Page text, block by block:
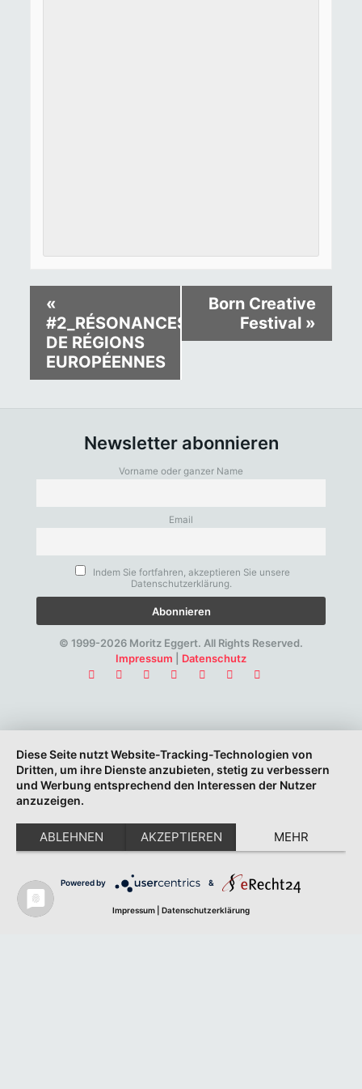
«
#2_RÉSONANCES
DE RÉGIONS
EUROPÉENNES
Born Creative
Festival »
Newsletter abonnieren
Vorname oder ganzer Name
Email
Indem Sie fortfahren, akzeptieren Sie unsere
Datenschutzerklärung.
© 1999-2026 Moritz Eggert. All Rights Reserved.
Impressum
Datenschutz
Diese Seite nutzt Website-Tracking-Technologien von
Dritten, um ihre Dienste anzubieten, stetig zu verbessern
und Werbung entsprechend den Interessen der Nutzer
anzuzeigen.
ABLEHNEN AKZEPTIEREN MEHR
Powered by &
Impressum Datenschutzerklärung